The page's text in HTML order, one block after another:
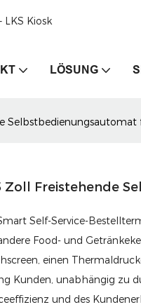
Kiosk
LÖSUNG
Selbstbedienungsautomat
Zoll Freistehende
Self-Service-
Food- und
einen
Kunden, unabhängig zu
und des